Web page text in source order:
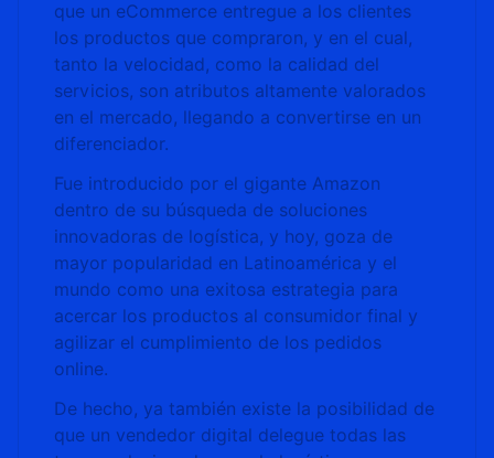
que un eCommerce entregue a los clientes
los productos que compraron, y en el cual,
tanto la velocidad, como la calidad del
servicios, son atributos altamente valorados
en el mercado, llegando a convertirse en un
diferenciador.
Fue introducido por el gigante Amazon
dentro de su búsqueda de soluciones
innovadoras de logística, y hoy, goza de
mayor popularidad en Latinoamérica y el
mundo como una exitosa estrategia para
acercar los productos al consumidor final y
agilizar el cumplimiento de los pedidos
online.
De hecho, ya también existe la posibilidad de
que un vendedor digital delegue todas las